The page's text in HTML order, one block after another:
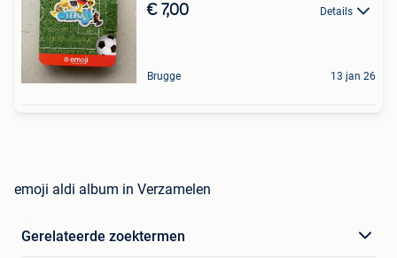
€ 7,00 Details
Brugge 13 jan 26
emoji aldi album in Verzamelen
Gerelateerde zoektermen